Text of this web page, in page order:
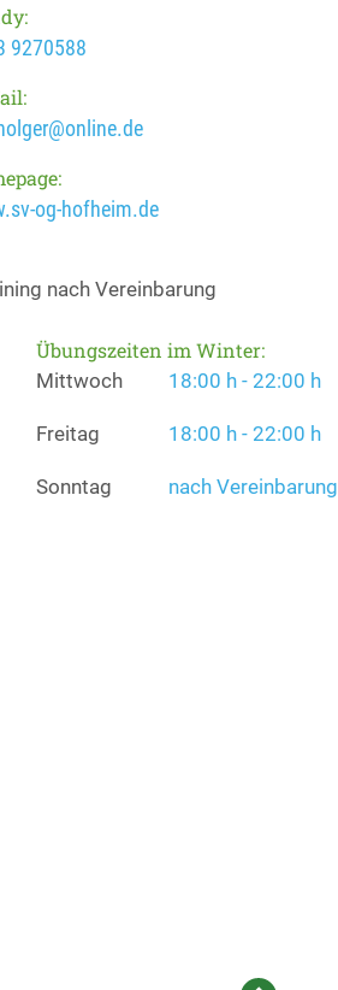
9270588
og-hofheim.de
nach Vereinbarung
Übungszeiten im Winter:
Mittwoch 18:00 h - 22:00 h
Freitag 18:00 h - 22:00 h
Sonntag nach Vereinbarung